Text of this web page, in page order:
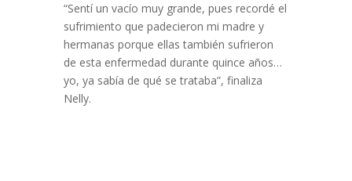
“Sentí un vacío muy grande, pues recordé el
sufrimiento que padecieron mi madre y
hermanas porque ellas también sufrieron
de esta enfermedad durante quince años…
yo, ya sabía de qué se trataba”, finaliza
Nelly.